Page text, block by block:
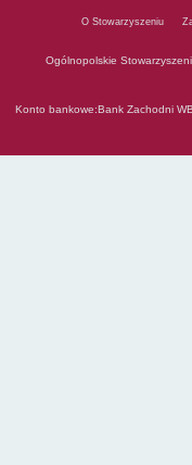
O Stowarzyszeniu
Ogólnopolskie
Konto bankowe:Bank Zachodni